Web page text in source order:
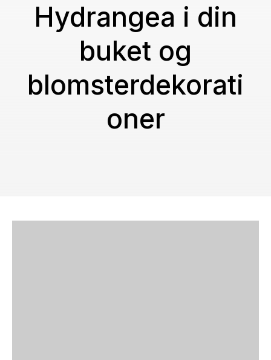
Hydrangea i din
buket og
blomsterdekorati
oner